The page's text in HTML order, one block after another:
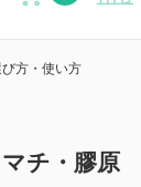
方・使い方
チ・膠原